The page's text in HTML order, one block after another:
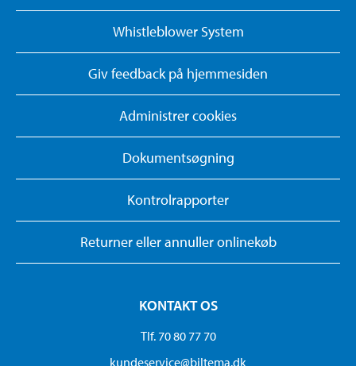
Whistleblower System
Giv feedback på hjemmesiden
Administrer cookies
Dokumentsøgning
Kontrolrapporter
Returner eller annuller onlinekøb
KONTAKT OS
Tlf. 70 80 77 70
kundeservice@biltema.dk